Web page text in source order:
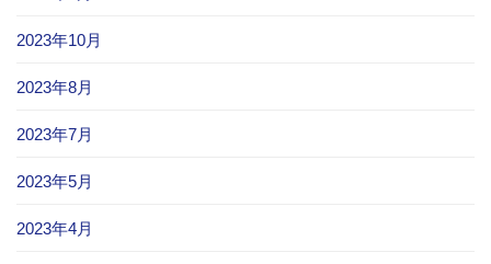
2023年10月
2023年8月
2023年7月
2023年5月
2023年4月